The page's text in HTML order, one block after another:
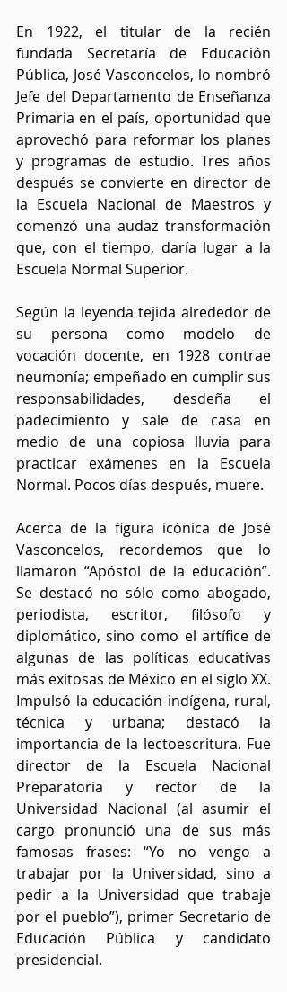
En 1922, el titular de la recién
fundada Secretaría de Educación
Pública, José Vasconcelos, lo nombró
Jefe del Departamento de Enseñanza
Primaria en el país, oportunidad que
aprovechó para reformar los planes
y programas de estudio. Tres años
después se convierte en director de
la Escuela Nacional de Maestros y
comenzó una audaz transformación
que, con el tiempo, daría lugar a la
Escuela Normal Superior.
Según la leyenda tejida alrededor de
su persona como modelo de
vocación docente, en 1928 contrae
neumonía; empeñado en cumplir sus
responsabilidades, desdeña el
padecimiento y sale de casa en
medio de una copiosa lluvia para
practicar exámenes en la Escuela
Normal. Pocos días después, muere.
Acerca de la figura icónica de José
Vasconcelos, recordemos que lo
llamaron “Apóstol de la educación”.
Se destacó no sólo como abogado,
periodista, escritor, filósofo y
diplomático, sino como el artífice de
algunas de las políticas educativas
más exitosas de México en el siglo XX.
Impulsó la educación indígena, rural,
técnica y urbana; destacó la
importancia de la lectoescritura. Fue
director de la Escuela Nacional
Preparatoria y rector de la
Universidad Nacional (al asumir el
cargo pronunció una de sus más
famosas frases: “Yo no vengo a
trabajar por la Universidad, sino a
pedir a la Universidad que trabaje
por el pueblo”), primer Secretario de
Educación Pública y candidato
presidencial.